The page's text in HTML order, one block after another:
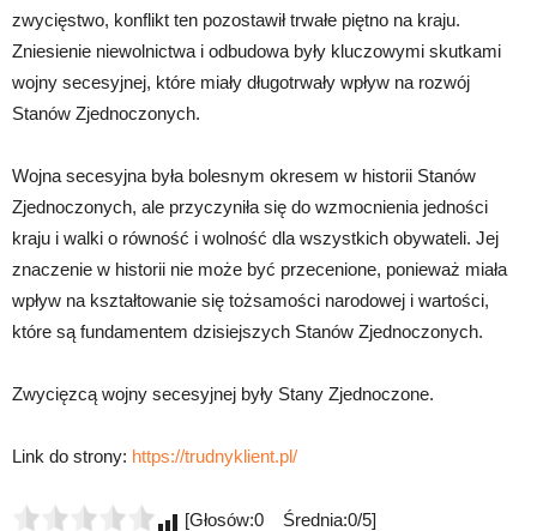
zwycięstwo, konflikt ten pozostawił trwałe piętno na kraju.
Zniesienie niewolnictwa i odbudowa były kluczowymi skutkami
wojny secesyjnej, które miały długotrwały wpływ na rozwój
Stanów Zjednoczonych.
Wojna secesyjna była bolesnym okresem w historii Stanów
Zjednoczonych, ale przyczyniła się do wzmocnienia jedności
kraju i walki o równość i wolność dla wszystkich obywateli. Jej
znaczenie w historii nie może być przecenione, ponieważ miała
wpływ na kształtowanie się tożsamości narodowej i wartości,
które są fundamentem dzisiejszych Stanów Zjednoczonych.
Zwycięzcą wojny secesyjnej były Stany Zjednoczone.
Link do strony: https://trudnyklient.pl/
[Głosów:0 Średnia:0/5]